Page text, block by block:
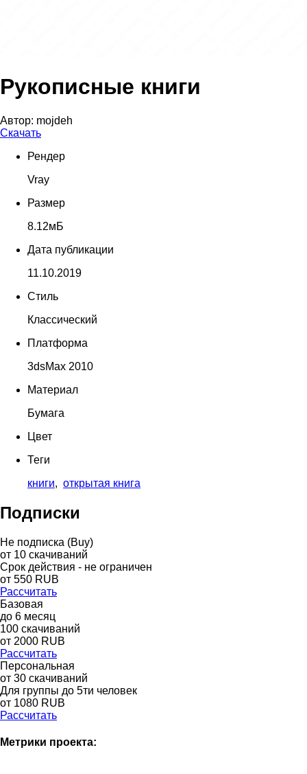
Рукописные книги
Автор: mojdeh
Скачать
Рендер
Vray
Размер
8.12мБ
Дата публикации
11.10.2019
Стиль
Классический
Платформа
3dsMax 2010
Материал
Бумага
Цвет
Теги
книги, открытая книга
Подписки
Не подписка (Buy)
от 10 скачиваний
Срок действия - не ограничен
от 550 RUB
Рассчитать
Базовая
до 6 месяц
100 скачиваний
от 2000 RUB
Рассчитать
Персональная
от 30 скачиваний
Для группы до 5ти человек
от 1080 RUB
Рассчитать
Метрики проекта: